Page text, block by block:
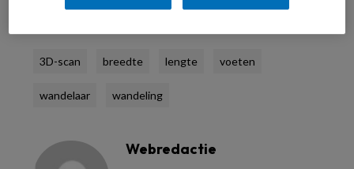
Reageer op dit artikel Deel dit artikel
3D-scan breedte lengte voeten
wandelaar wandeling
Webredactie